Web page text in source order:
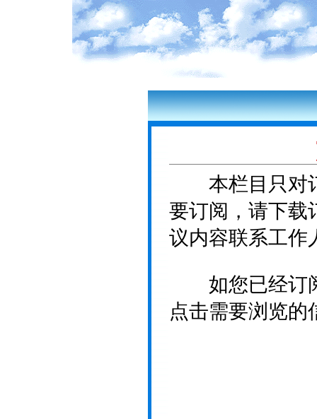
本栏目只对
要订阅，请下载
议内容联系工作
如您已经订
点击需要浏览的